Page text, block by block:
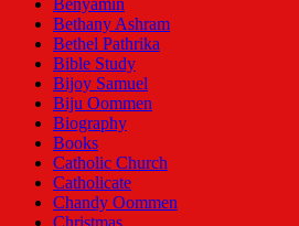
Benyamin
Bethany Ashram
Bethel Pathrika
Bible Study
Bijoy Samuel
Biju Oommen
Biography
Books
Catholic Church
Catholicate
Chandy Oommen
Christmas